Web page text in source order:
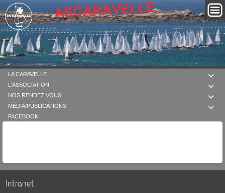

LA CARAVELLE

L'ASSOCIATION

NOS RENDEZ VOUS

MÉDIA/PUBLICATIONS
FACEBOOK
Intranet